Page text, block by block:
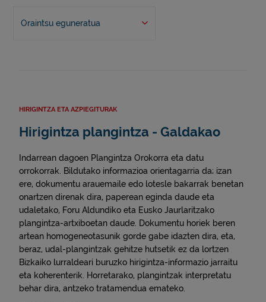
Oraintsu eguneratua
HIRIGINTZA ETA AZPIEGITURAK
Hirigintza plangintza - Galdakao
Indarrean dagoen Plangintza Orokorra eta datu
orrokorrak. Bildutako informazioa orientagarria da; izan
ere, dokumentu arauemaile edo lotesle bakarrak benetan
onartzen direnak dira, paperean eginda daude eta
udaletako, Foru Aldundiko eta Eusko Jaurlaritzako
plangintza-artxiboetan daude. Dokumentu horiek beren
artean homogeneotasunik gorde gabe idazten dira, eta,
beraz, udal-plangintzak gehitze hutsetik ez da lortzen
Bizkaiko lurraldeari buruzko hirigintza-informazio jarraitu
eta koherenterik. Horretarako, plangintzak interpretatu
behar dira, antzeko tratamendua emateko.